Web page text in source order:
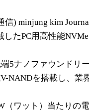
信) minjung kim
たPC用高性能
端5ナノファウンドリ
NANDを搭載し、業
（ワット）当たりの